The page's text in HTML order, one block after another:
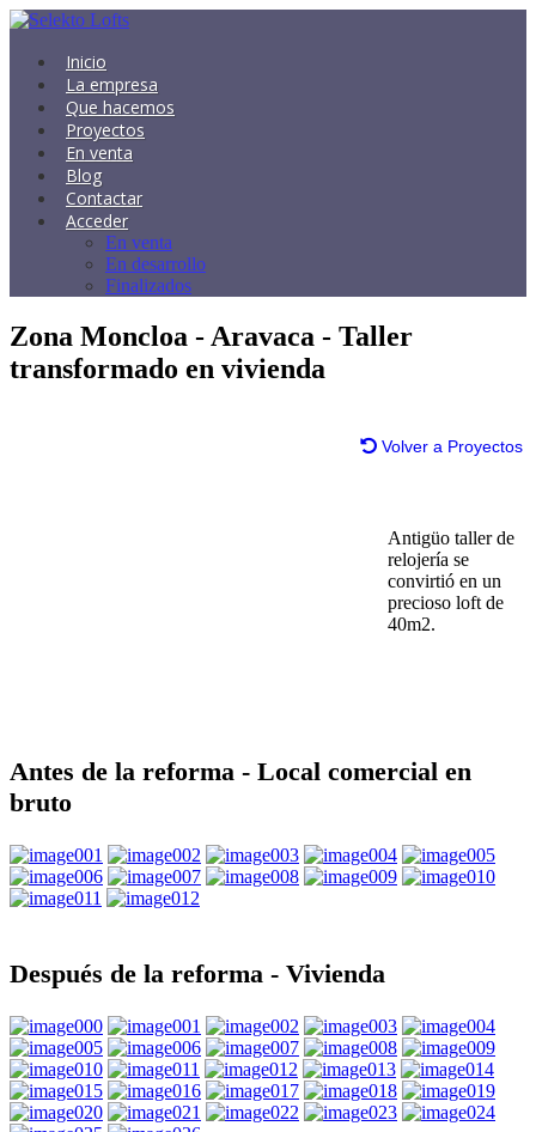
Inicio
La empresa
Que hacemos
Proyectos
En venta
Blog
Contactar
Acceder
En venta
En desarrollo
Finalizados
Zona Moncloa - Aravaca - Taller
transformado en vivienda
Volver a Proyectos
Antigüo taller de
relojería se
convirtió en un
precioso loft de
40m2.
Antes de la reforma - Local comercial en
bruto
Después de la reforma - Vivienda